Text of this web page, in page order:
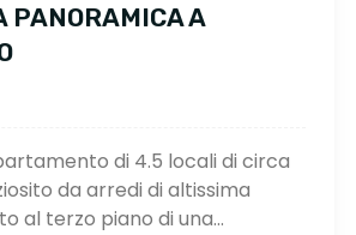
PANORAMICA A
di 4.5 locali di circa
da arredi di altissima
al terzo piano di una...